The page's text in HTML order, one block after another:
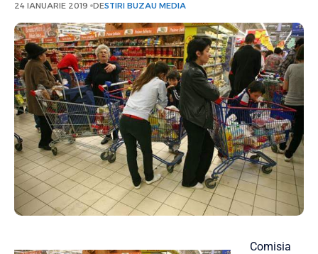
24 IANUARIE 2019 DESTIRI BUZAU MEDIA
Comisia